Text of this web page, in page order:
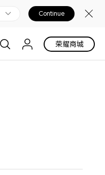
Continue
荣耀商城